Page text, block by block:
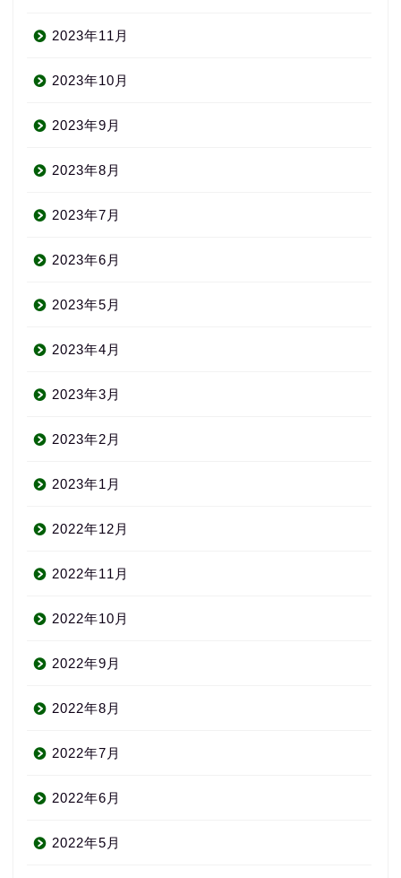
2023年11月
2023年10月
2023年9月
2023年8月
2023年7月
2023年6月
2023年5月
2023年4月
2023年3月
2023年2月
2023年1月
2022年12月
2022年11月
2022年10月
2022年9月
2022年8月
2022年7月
2022年6月
2022年5月